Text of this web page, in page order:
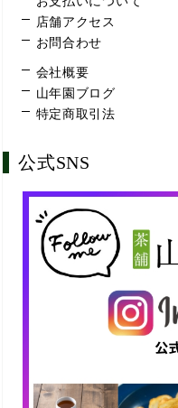
店舗アクセス
お問合わせ
会社概要
山年園ブログ
特定商取引法
公式SNS